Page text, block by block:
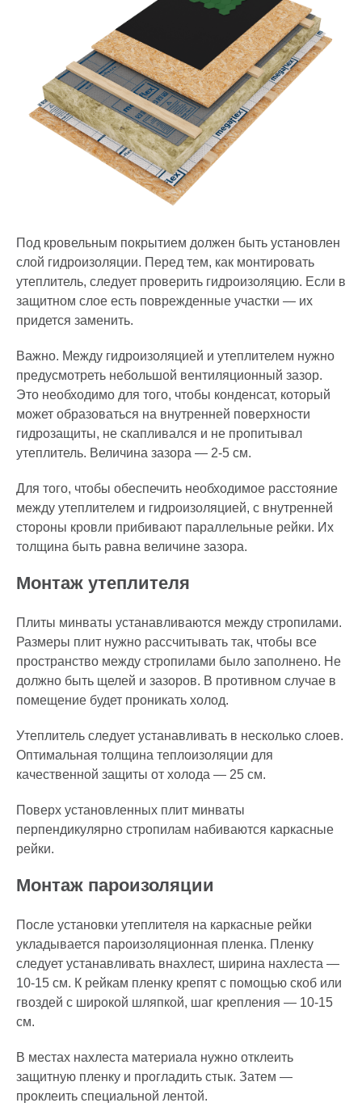
Под кровельным покрытием должен быть установлен
слой гидроизоляции. Перед тем, как монтировать
утеплитель, следует проверить гидроизоляцию. Если в
защитном слое есть поврежденные участки — их
придется заменить.
Важно. Между гидроизоляцией и утеплителем нужно
предусмотреть небольшой вентиляционный зазор.
Это необходимо для того, чтобы конденсат, который
может образоваться на внутренней поверхности
гидрозащиты, не скапливался и не пропитывал
утеплитель. Величина зазора — 2-5 см.
Для того, чтобы обеспечить необходимое расстояние
между утеплителем и гидроизоляцией, с внутренней
стороны кровли прибивают параллельные рейки. Их
толщина быть равна величине зазора.
Монтаж утеплителя
Плиты минваты устанавливаются между стропилами.
Размеры плит нужно рассчитывать так, чтобы все
пространство между стропилами было заполнено. Не
должно быть щелей и зазоров. В противном случае в
помещение будет проникать холод.
Утеплитель следует устанавливать в несколько слоев.
Оптимальная толщина теплоизоляции для
качественной защиты от холода — 25 см.
Поверх установленных плит минваты
перпендикулярно стропилам набиваются каркасные
рейки.
Монтаж пароизоляции
После установки утеплителя на каркасные рейки
укладывается пароизоляционная пленка. Пленку
следует устанавливать внахлест, ширина нахлеста —
10-15 см. К рейкам пленку крепят с помощью скоб или
гвоздей с широкой шляпкой, шаг крепления — 10-15
см.
В местах нахлеста материала нужно отклеить
защитную пленку и прогладить стык. Затем —
проклеить специальной лентой.